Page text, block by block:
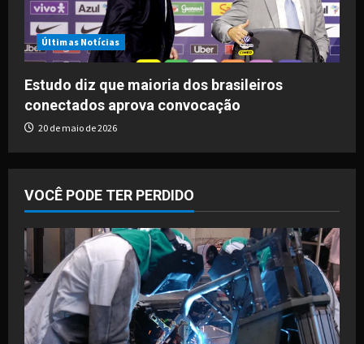
Últimas Notícias
Estudo diz que maioria dos brasileiros
conectados aprova convocação
20 de maio de 2026
VOCÊ PODE TER PERDIDO